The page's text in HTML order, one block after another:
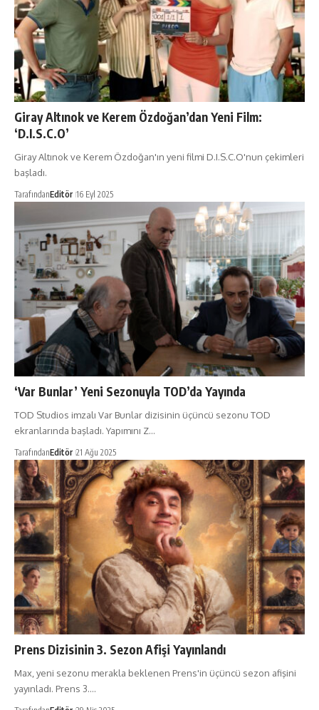
Giray Altınok ve Kerem Özdoğan’dan Yeni Film:
‘D.I.S.C.O’
Giray Altınok ve Kerem Özdoğan'ın yeni filmi D.I.S.C.O'nun çekimleri
başladı.
TarafındanEditör 16 Eyl 2025
‘Var Bunlar’ Yeni Sezonuyla TOD’da Yayında
TOD Studios imzalı Var Bunlar dizisinin üçüncü sezonu TOD
ekranlarında başladı. Yapımını Z…
TarafındanEditör 21 Ağu 2025
Prens Dizisinin 3. Sezon Afişi Yayınlandı
Max, yeni sezonu merakla beklenen Prens'in üçüncü sezon afişini
yayınladı. Prens 3.…